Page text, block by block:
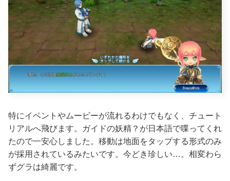
特にイベントやムービーが流れるわけでもなく、チュート
リアルへ飛びます。ガイドの妖精？が日本語で喋ってくれ
たので一安心しました。移動は地面をタップする形式のみ
が採用されているみたいです。今どき珍しい…。相変わら
ずグラは綺麗です。